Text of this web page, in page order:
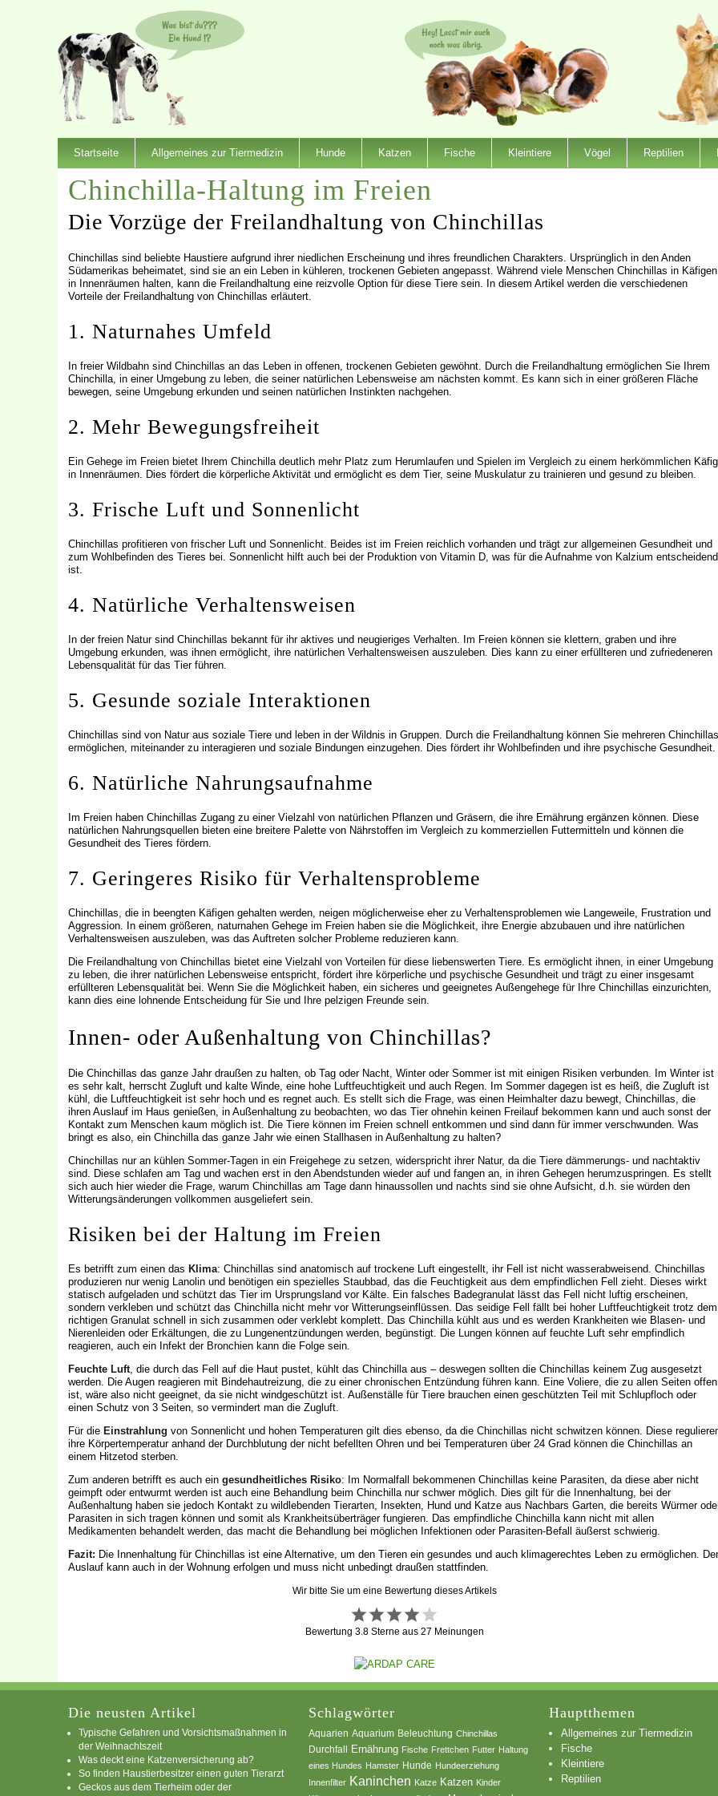
Startseite Allgemeines zur Tiermedizin Hunde Katzen Fische Kleintiere Vögel Reptilien
Chinchilla-Haltung im Freien
Die Vorzüge der Freilandhaltung von Chinchillas
Chinchillas sind beliebte Haustiere aufgrund ihrer niedlichen Erscheinung und ihres freundlichen Charakters. Ursprünglich in den Anden
Südamerikas beheimatet, sind sie an ein Leben in kühleren, trockenen Gebieten angepasst. Während viele Menschen Chinchillas in Käfigen
in Innenräumen halten, kann die Freilandhaltung eine reizvolle Option für diese Tiere sein. In diesem Artikel werden die verschiedenen
Vorteile der Freilandhaltung von Chinchillas erläutert.
1. Naturnahes Umfeld
In freier Wildbahn sind Chinchillas an das Leben in offenen, trockenen Gebieten gewöhnt. Durch die Freilandhaltung ermöglichen Sie Ihrem
Chinchilla, in einer Umgebung zu leben, die seiner natürlichen Lebensweise am nächsten kommt. Es kann sich in einer größeren Fläche
bewegen, seine Umgebung erkunden und seinen natürlichen Instinkten nachgehen.
2. Mehr Bewegungsfreiheit
Ein Gehege im Freien bietet Ihrem Chinchilla deutlich mehr Platz zum Herumlaufen und Spielen im Vergleich zu einem herkömmlichen Käfig
in Innenräumen. Dies fördert die körperliche Aktivität und ermöglicht es dem Tier, seine Muskulatur zu trainieren und gesund zu bleiben.
3. Frische Luft und Sonnenlicht
Chinchillas profitieren von frischer Luft und Sonnenlicht. Beides ist im Freien reichlich vorhanden und trägt zur allgemeinen Gesundheit und
zum Wohlbefinden des Tieres bei. Sonnenlicht hilft auch bei der Produktion von Vitamin D, was für die Aufnahme von Kalzium entscheidend
ist.
4. Natürliche Verhaltensweisen
In der freien Natur sind Chinchillas bekannt für ihr aktives und neugieriges Verhalten. Im Freien können sie klettern, graben und ihre
Umgebung erkunden, was ihnen ermöglicht, ihre natürlichen Verhaltensweisen auszuleben. Dies kann zu einer erfüllteren und zufriedeneren
Lebensqualität für das Tier führen.
5. Gesunde soziale Interaktionen
Chinchillas sind von Natur aus soziale Tiere und leben in der Wildnis in Gruppen. Durch die Freilandhaltung können Sie mehreren Chinchillas
ermöglichen, miteinander zu interagieren und soziale Bindungen einzugehen. Dies fördert ihr Wohlbefinden und ihre psychische Gesundheit.
6. Natürliche Nahrungsaufnahme
Im Freien haben Chinchillas Zugang zu einer Vielzahl von natürlichen Pflanzen und Gräsern, die ihre Ernährung ergänzen können. Diese
natürlichen Nahrungsquellen bieten eine breitere Palette von Nährstoffen im Vergleich zu kommerziellen Futtermitteln und können die
Gesundheit des Tieres fördern.
7. Geringeres Risiko für Verhaltensprobleme
Chinchillas, die in beengten Käfigen gehalten werden, neigen möglicherweise eher zu Verhaltensproblemen wie Langeweile, Frustration und
Aggression. In einem größeren, naturnahen Gehege im Freien haben sie die Möglichkeit, ihre Energie abzubauen und ihre natürlichen
Verhaltensweisen auszuleben, was das Auftreten solcher Probleme reduzieren kann.
Die Freilandhaltung von Chinchillas bietet eine Vielzahl von Vorteilen für diese liebenswerten Tiere. Es ermöglicht ihnen, in einer Umgebung
zu leben, die ihrer natürlichen Lebensweise entspricht, fördert ihre körperliche und psychische Gesundheit und trägt zu einer insgesamt
erfüllteren Lebensqualität bei. Wenn Sie die Möglichkeit haben, ein sicheres und geeignetes Außengehege für Ihre Chinchillas einzurichten,
kann dies eine lohnende Entscheidung für Sie und Ihre pelzigen Freunde sein.
Innen- oder Außenhaltung von Chinchillas?
Die Chinchillas das ganze Jahr draußen zu halten, ob Tag oder Nacht, Winter oder Sommer ist mit einigen Risiken verbunden. Im Winter ist
es sehr kalt, herrscht Zugluft und kalte Winde, eine hohe Luftfeuchtigkeit und auch Regen. Im Sommer dagegen ist es heiß, die Zugluft ist
kühl, die Luftfeuchtigkeit ist sehr hoch und es regnet auch. Es stellt sich die Frage, was einen Heimhalter dazu bewegt, Chinchillas, die
ihren Auslauf im Haus genießen, in Außenhaltung zu beobachten, wo das Tier ohnehin keinen Freilauf bekommen kann und auch sonst der
Kontakt zum Menschen kaum möglich ist. Die Tiere können im Freien schnell entkommen und sind dann für immer verschwunden. Was
bringt es also, ein Chinchilla das ganze Jahr wie einen Stallhasen in Außenhaltung zu halten?
Chinchillas nur an kühlen Sommer-Tagen in ein Freigehege zu setzen, widerspricht ihrer Natur, da die Tiere dämmerungs- und nachtaktiv
sind. Diese schlafen am Tag und wachen erst in den Abendstunden wieder auf und fangen an, in ihren Gehegen herumzuspringen. Es stellt
sich auch hier wieder die Frage, warum Chinchillas am Tage dann hinaussollen und nachts sind sie ohne Aufsicht, d.h. sie würden den
Witterungsänderungen vollkommen ausgeliefert sein.
Risiken bei der Haltung im Freien
Es betrifft zum einen das Klima: Chinchillas sind anatomisch auf trockene Luft eingestellt, ihr Fell ist nicht wasserabweisend. Chinchillas
produzieren nur wenig Lanolin und benötigen ein spezielles Staubbad, das die Feuchtigkeit aus dem empfindlichen Fell zieht. Dieses wirkt
statisch aufgeladen und schützt das Tier im Ursprungsland vor Kälte. Ein falsches Badegranulat lässt das Fell nicht luftig erscheinen,
sondern verkleben und schützt das Chinchilla nicht mehr vor Witterungseinflüssen. Das seidige Fell fällt bei hoher Luftfeuchtigkeit trotz dem
richtigen Granulat schnell in sich zusammen oder verklebt komplett. Das Chinchilla kühlt aus und es werden Krankheiten wie Blasen- und
Nierenleiden oder Erkältungen, die zu Lungenentzündungen werden, begünstigt. Die Lungen können auf feuchte Luft sehr empfindlich
reagieren, auch ein Infekt der Bronchien kann die Folge sein.
Feuchte Luft , die durch das Fell auf die Haut pustet, kühlt das Chinchilla aus – deswegen sollten die Chinchillas keinem Zug ausgesetzt
werden. Die Augen reagieren mit Bindehautreizung, die zu einer chronischen Entzündung führen kann. Eine Voliere, die zu allen Seiten offen
ist, wäre also nicht geeignet, da sie nicht windgeschützt ist. Außenställe für Tiere brauchen einen geschützten Teil mit Schlupfloch oder
einen Schutz von 3 Seiten, so vermindert man die Zugluft.
Für die Einstrahlung von Sonnenlicht und hohen Temperaturen gilt dies ebenso, da die Chinchillas nicht schwitzen können. Diese
ihre Körpertemperatur anhand der Durchblutung der nicht befellten Ohren und bei Temperaturen über 24 Grad können die Chinchillas an
einem Hitzetod sterben.
Zum anderen betrifft es auch ein gesundheitliches Risiko: Im Normalfall bekommenen Chinchillas keine Parasiten, da diese aber nicht
geimpft oder entwurmt werden ist auch eine Behandlung beim Chinchilla nur schwer möglich. Dies gilt für die Innenhaltung, bei der
Außenhaltung haben sie jedoch Kontakt zu wildlebenden Tierarten, Insekten, Hund und Katze aus Nachbars Garten, die bereits Würmer
Parasiten in sich tragen können und somit als Krankheitsüberträger fungieren. Das empfindliche Chinchilla kann nicht mit allen
Medikamenten behandelt werden, das macht die Behandlung bei möglichen Infektionen oder Parasiten-Befall äußerst schwierig.
Fazit: Die Innenhaltung für Chinchillas ist eine Alternative, um den Tieren ein gesundes und auch klimagerechtes Leben zu ermöglichen. Der
Auslauf kann auch in der Wohnung erfolgen und muss nicht unbedingt draußen stattfinden.
Wir bitte Sie um eine Bewertung dieses Artikels
Bewertung 3.8Sterne aus 27 Meinungen
Die neusten Artikel
Typische Gefahren und Vorsichtsmaßnahmen in
der Weihnachtszeit
Was deckt eine Katzenversicherung ab?
So finden Haustierbesitzer einen guten Tierarzt
Geckos aus dem Tierheim oder der
Schlagwörter
Aquarien Aquarium Beleuchtung Chinchillas
Durchfall Ernährung Fische Frettchen Futter Haltung
eines Hundes Hamster Hunde Hundeerziehung
Innenfilter Kaninchen Katze Katzen Kinder
Hauptthemen
Allgemeines zur Tiermedizin
Fische
Kleintiere
Reptilien